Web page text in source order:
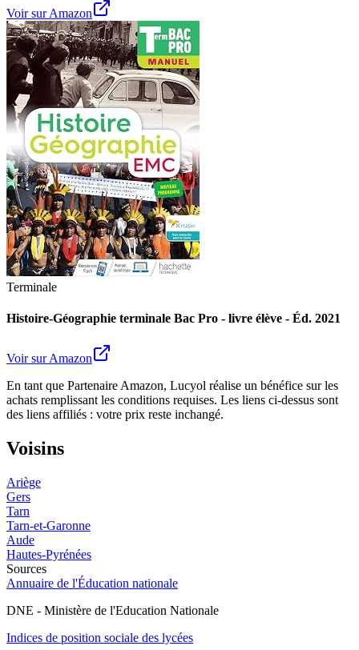
Voir sur Amazon
Terminale
Histoire-Géographie terminale Bac Pro - livre élève - Éd. 2021
Voir sur Amazon
En tant que Partenaire Amazon, Lucyol réalise un bénéfice sur les
achats remplissant les conditions requises. Les liens ci-dessus sont
des liens affiliés : votre prix reste inchangé.
Voisins
Ariège
Gers
Tarn
Tarn-et-Garonne
Aude
Hautes-Pyrénées
Sources
Annuaire de l'Éducation nationale
DNE - Ministère de l'Education Nationale
Indices de position sociale des lycées